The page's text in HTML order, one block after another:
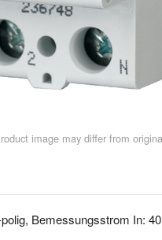
image may differ from
Bemessungsstrom In: